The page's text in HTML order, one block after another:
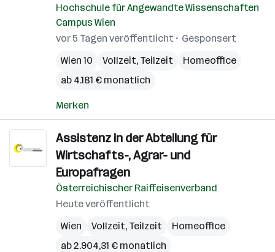
Hochschule für Angewandte Wissenschaften
Campus Wien
vor 5 Tagen veröffentlicht
Gesponsert
Wien 10
Vollzeit, Teilzeit
Homeoffice
ab 4.181 € monatlich
Merken
Assistenz in der Abteilung für
Wirtschafts-, Agrar- und
Europafragen
Österreichischer Raiffeisenverband
Heute veröffentlicht
Wien
Vollzeit, Teilzeit
Homeoffice
ab 2.904,31 € monatlich